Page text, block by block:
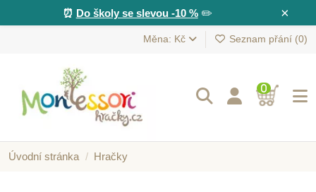
×
⏰ Do školy se slevou -10 %✏️
Měna: Kč Seznam přání (0)
0
Úvodní stránka Hračky